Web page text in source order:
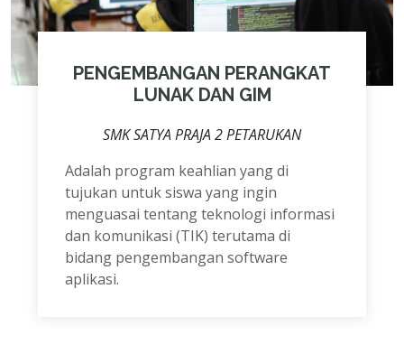
PENGEMBANGAN PERANGKAT
LUNAK DAN GIM
SMK SATYA PRAJA 2 PETARUKAN
Adalah program keahlian yang di
tujukan untuk siswa yang ingin
menguasai tentang teknologi informasi
dan komunikasi (TIK) terutama di
bidang pengembangan software
aplikasi.